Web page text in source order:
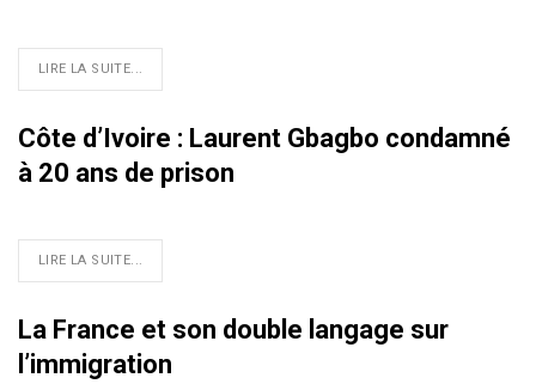
LIRE LA SUITE...
Côte d’Ivoire : Laurent Gbagbo condamné
à 20 ans de prison
LIRE LA SUITE...
La France et son double langage sur
l’immigration